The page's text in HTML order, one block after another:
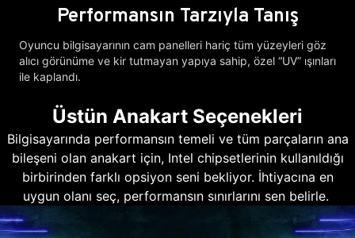
Performansın Tarzıyla Tanış
Oyuncu bilgisayarının cam panelleri hariç tüm yüzeyleri göz
alıcı görünüme ve kir tutmayan yapıya sahip, özel “UV” ışınları
ile kaplandı.
Üstün Anakart Seçenekleri
Bilgisayarında performansın temeli ve tüm parçaların ana
bileşeni olan anakart için, Intel chipsetlerinin kullanıldığı
birbirinden farklı opsiyon seni bekliyor. İhtiyacına en
uygun olanı seç, performansın sınırlarını sen belirle.